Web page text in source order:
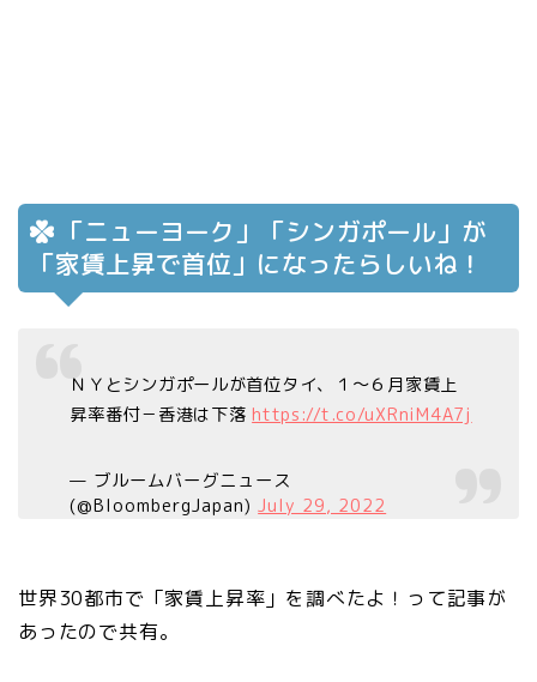
「ニューヨーク」「シンガポール」が
「家賃上昇で首位」になったらしいね！
ＮＹとシンガポールが首位タイ、１～６月家賃上
昇率番付－香港は下落 https://t.co/uXRniM4A7j
— ブルームバーグニュース
(@BloombergJapan)July 29, 2022
世界30都市で「家賃上昇率」を調べたよ！って記事が
あったので共有。